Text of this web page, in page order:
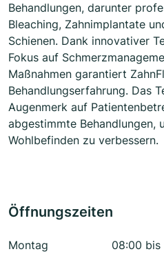
Behandlungen, darunter
Bleaching, Zahnimplantate
Schienen. Dank innovativer
Fokus auf
Maßnahmen garantiert
Behandlungserfahrung. Das
Augenmerk auf
abgestimmte Behandlungen,
Wohlbefinden zu verbessern.
Öffnungszeiten
Montag
08:00 bis